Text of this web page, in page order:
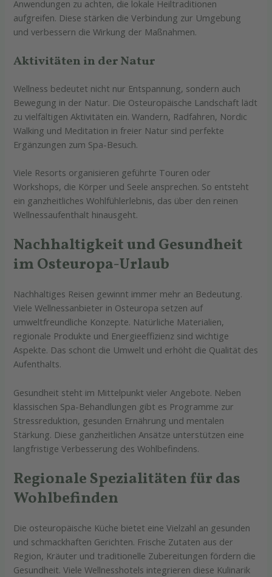
Anwendungen zu achten, die lokale Heiltraditionen
aufgreifen. Diese stärken die Verbindung zur Umgebung
und verbessern die Wirkung der Maßnahmen.
Aktivitäten in der Natur
Wellness bedeutet nicht nur Entspannung, sondern auch
Bewegung in der Natur. Die Osteuropäische Landschaft lädt
zu vielfältigen Aktivitäten ein. Wandern, Radfahren, Nordic
Walking und Meditation in freier Natur sind perfekte
Ergänzungen zum Spa-Besuch.
Viele Resorts organisieren geführte Touren oder
Workshops, die Körper und Seele ansprechen. So entsteht
ein ganzheitliches Wohlfühlerlebnis, das über den reinen
Wellnessaufenthalt hinausgeht.
Nachhaltigkeit und Gesundheit
im Osteuropa-Urlaub
Nachhaltiges Reisen gewinnt immer mehr an Bedeutung.
Viele Wellnessanbieter in Osteuropa setzen auf
umweltfreundliche Konzepte. Natürliche Materialien,
regionale Produkte und Energieeffizienz sind wichtige
Aspekte. Das schont die Umwelt und erhöht die Qualität des
Aufenthalts.
Gesundheit steht im Mittelpunkt vieler Angebote. Neben
klassischen Spa-Behandlungen gibt es Programme zur
Stressreduktion, gesunden Ernährung und mentalen
Stärkung. Diese ganzheitlichen Ansätze unterstützen eine
langfristige Verbesserung des Wohlbefindens.
Regionale Spezialitäten für das
Wohlbefinden
Die osteuropäische Küche bietet eine Vielzahl an gesunden
und schmackhaften Gerichten. Frische Zutaten aus der
Region, Kräuter und traditionelle Zubereitungen fördern die
Gesundheit. Viele Wellnesshotels integrieren diese Kulinarik